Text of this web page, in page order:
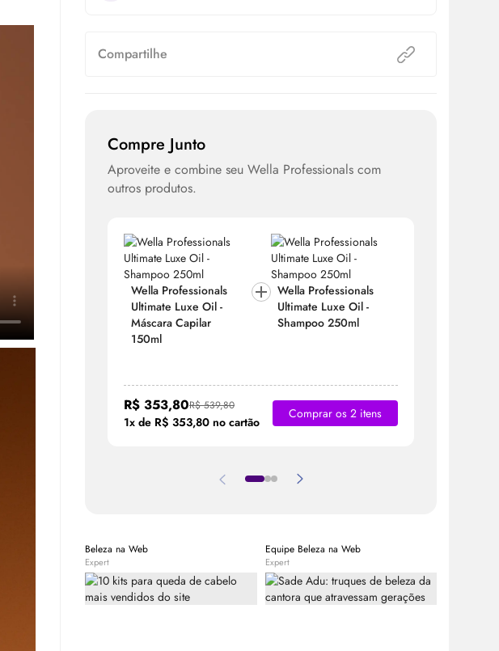
Compartilhe
Compre Junto
Aproveite e combine seu Wella Professionals com
outros produtos.
Wella Professionals
Ultimate Luxe Oil-
Máscara Capilar
150ml
Wella Professionals
Ultimate LuxeOil -
Shampoo 250ml
R$ 539,80
R$ 353,80
1x de R$ 353,80 no cartão
Comprar os 2 itens
Beleza na Web
Expert
Equipe Beleza na Web
Expert